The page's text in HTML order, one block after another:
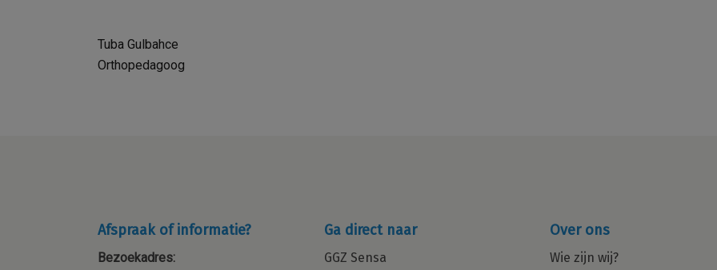
Tuba Gulbahce
Orthopedagoog
Afspraak of informatie?
Bezoekadres:
Ga direct naar
GGZ Sensa
Over ons
Wie zijn wij?